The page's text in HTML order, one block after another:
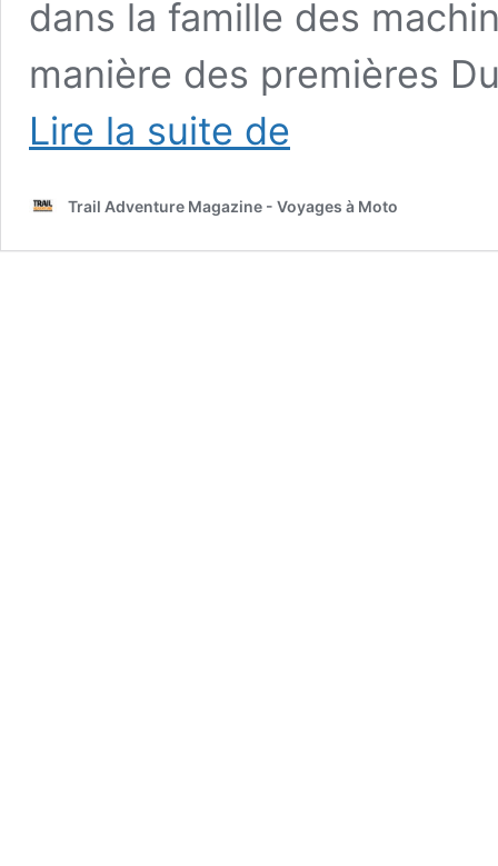
dans la famille des
manière des premières
Lire la suite de
revient…
Trail Adventure Magazine - Voyages à Moto